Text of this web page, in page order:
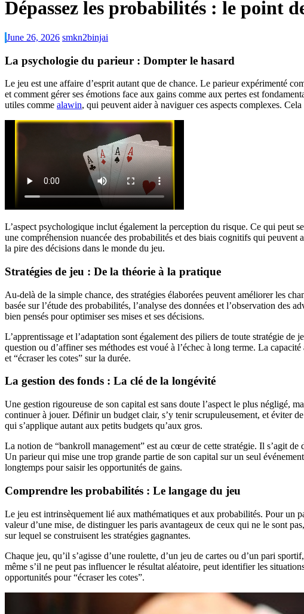
Dépassez les probabilités : le point
June 26, 2026 smkn2binjai
La psychologie du parieur : Dompter le hasard
Le jeu est une affaire d’esprit autant que de chance. Le parieur expérimenté
et comment gérer ses émotions face aux gains comme aux pertes est
utiles comme alawin, qui peuvent aider à naviguer ces aspects complexes.
L’aspect psychologique inclut également la perception du risque. Ce qui peut
une compréhension nuancée des probabilités et des biais cognitifs qui
la pire des décisions dans le monde du jeu.
Stratégies de jeu : De la théorie à la pratique
Au-delà de la simple chance, des stratégies élaborées peuvent améliorer les
basée sur l’étude des probabilités, l’analyse des données et l’observation
bien pensés pour optimiser ses mises et ses décisions.
L’apprentissage et l’adaptation sont également des piliers de toute stratégie
question ou d’affiner ses méthodes est voué à l’échec à long terme. La
et “écraser les cotes” sur la durée.
La gestion des fonds : La clé de la longévité
Une gestion rigoureuse de son capital est sans doute l’aspect le plus négligé,
continuer à jouer. Définir un budget clair, s’y tenir scrupuleusement, et éviter
qui s’applique autant aux petits budgets qu’aux gros.
La notion de “bankroll management” est au cœur de cette stratégie. Il s’agit
Un parieur qui mise une trop grande partie de son capital sur un seul
longtemps pour saisir les opportunités de gains.
Comprendre les probabilités : Le langage du jeu
Le jeu est intrinsèquement lié aux mathématiques et aux probabilités. Pour un
valeur d’une mise, de distinguer les paris avantageux de ceux qui ne le sont
sur lequel se construisent les stratégies gagnantes.
Chaque jeu, qu’il s’agisse d’une roulette, d’un jeu de cartes ou d’un pari
même s’il ne peut pas influencer le résultat aléatoire, peut identifier les
opportunités pour “écraser les cotes”.